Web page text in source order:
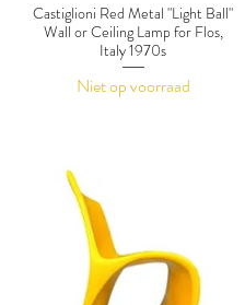
Castiglioni Red Metal "Light Ball"
Wall or Ceiling Lamp for Flos,
Italy 1970s
Niet op voorraad